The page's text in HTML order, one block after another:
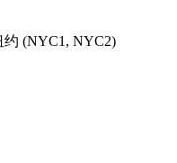
约 (NYC1, NYC2)